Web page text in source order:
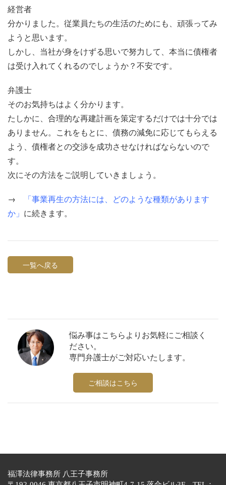
経営者
分かりました。従業員たちの生活のためにも、頑張ってみ
ようと思います。
しかし、当社が身をけずる思いで努力して、本当に債権者
は受け入れてくれるのでしょうか？不安です。
弁護士
そのお気持ちはよく分かります。
たしかに、合理的な再建計画を策定するだけでは十分では
ありません。これをもとに、債務の減免に応じてもらえる
よう、債権者との交渉を成功させなければならないので
す。
次にその方法をご説明していきましょう。
→
「事業再生の方法には、どのような種類があります
か」 に続きます。
一覧へ戻る
悩み事はこちらよりお気軽にご相談く
ださい。
専門弁護士がご対応いたします。
ご相談はこちら
福澤法律事務所 八王子事務所